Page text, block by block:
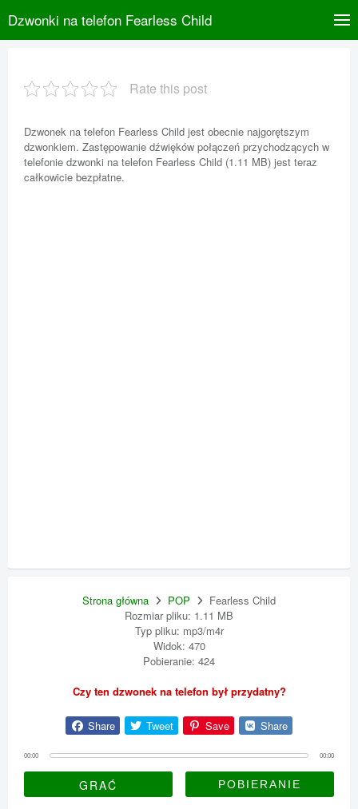
Dzwonki na telefon Fearless Child
Rate this post
Dzwonek na telefon Fearless Child jest obecnie najgorętszym
dzwonkiem. Zastępowanie dźwięków połączeń przychodzących w
telefonie dzwonki na telefon Fearless Child (1.11 MB) jest teraz
całkowicie bezpłatne.
Strona główna POP
Fearless Child
Rozmiar pliku: 1.11 MB
Typ pliku: mp3/m4r
Widok: 470
Pobieranie: 424
Czy ten dzwonek na telefon był przydatny?
Share Tweet Save Share
00:00 00:00
GRAĆ